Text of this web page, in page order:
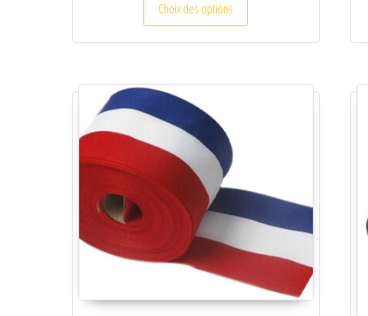
Choix des options